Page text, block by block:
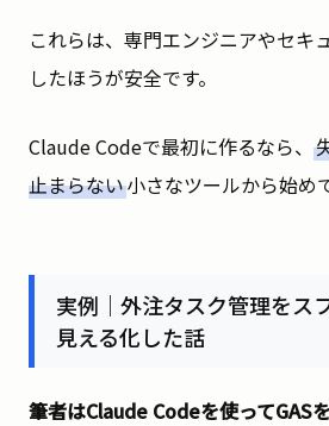
これらは、専門エンジニアやセキ
したほうが安全です。
Claude Codeで最初に作るなら、
止まらない小さなツールから始め
実例｜外注タスク管理をス
見える化した話
筆者はClaude Codeを使ってGAS